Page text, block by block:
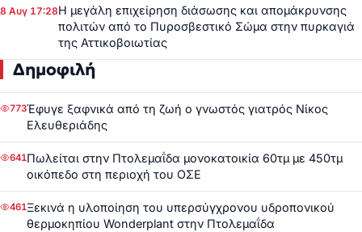
8 Αυγ 17:28Η μεγάλη επιχείρηση διάσωσης και απομάκρυνσης
πολιτών από το Πυροσβεστικό Σώμα στην πυρκαγιά
της Αττικοβοιωτίας
Δημοφιλή
773Έφυγε ξαφνικά από τη ζωή ο γνωστός γιατρός Νίκος
Ελευθεριάδης
641Πωλείται στην Πτολεμαΐδα μονοκατοικία 60τμ με 450τμ
οικόπεδο στη περιοχή του ΟΣΕ
461Ξεκινά η υλοποίηση του υπερσύγχρονου υδροπονικού
θερμοκηπίου Wonderplant στην Πτολεμαΐδα